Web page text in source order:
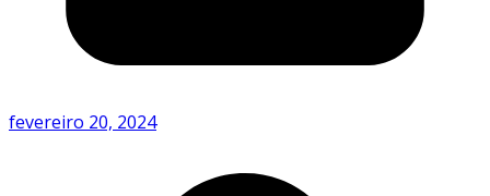
fevereiro 20, 2024